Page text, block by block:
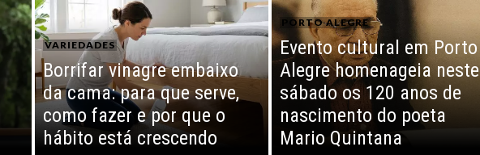
VARIEDADES
Borrifar vinagre embaixo
da cama: para que serve,
como fazer e por que o
hábito está crescendo
PORTO ALEGRE
Evento cultural em Porto
Alegre homenageia neste
sábado os 120 anos de
nascimento do poeta
Mario Quintana